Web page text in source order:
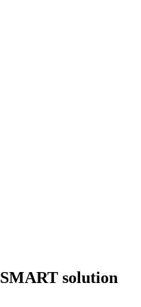
SMART solution